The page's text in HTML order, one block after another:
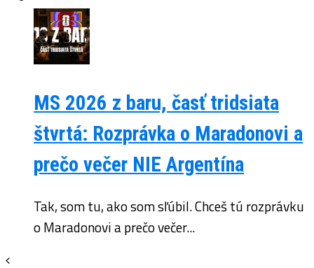
MS 2026 z baru, časť tridsiata
štvrtá: Rozprávka o Maradonovi a
prečo večer NIE Argentína
Tak, som tu, ako som sľúbil. Chceš tú rozprávku
o Maradonovi a prečo večer...